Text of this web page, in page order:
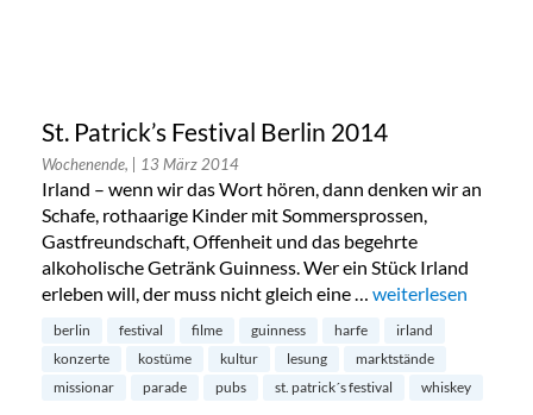
St. Patrick’s Festival Berlin 2014
Wochenende, | 13 März 2014
Irland – wenn wir das Wort hören, dann denken wir an
Schafe, rothaarige Kinder mit Sommersprossen,
Gastfreundschaft, Offenheit und das begehrte
alkoholische Getränk Guinness. Wer ein Stück Irland
erleben will, der muss nicht gleich eine … „St. Patrick’s
weiterlesen
berlin festival filme guinness harfe
irland
konzerte
kostüme kultur lesung
marktstände
missionar
parade pubs st. patrick´s festival whiskey